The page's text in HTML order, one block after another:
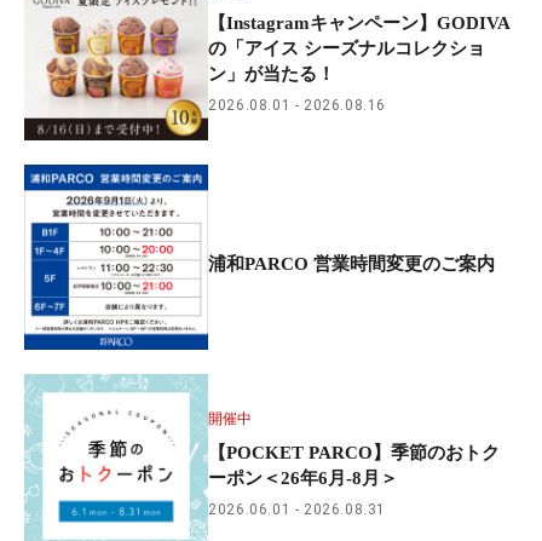
【Instagramキャンペーン】GODIVA
の「アイス シーズナルコレクショ
ン」が当たる！
2026.08.01 2026.08.16
浦和PARCO 営業時間変更のご案内
開催中
【POCKET PARCO】季節のおトク
ーポン＜26年6月-8月＞
2026.06.01 2026.08.31